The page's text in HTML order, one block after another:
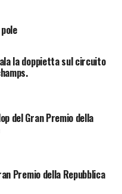
la doppietta sul circuito
del Gran Premio della
Premio della Repubblica